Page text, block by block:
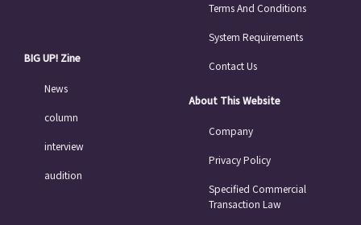
BIG UP! Zine
News
column
interview
audition
Terms And Conditions
System Requirements
Contact Us
About This Website
Company
Privacy Policy
Specified Commercial
Transaction Law